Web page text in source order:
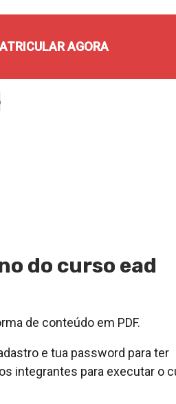
AGORA
do curso ead
de conteúdo em PDF.
e tua password para ter
integrantes para executar o